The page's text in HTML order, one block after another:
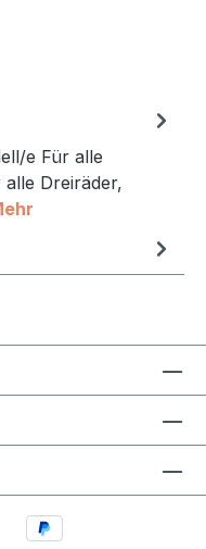
e Für alle
alle Dreiräder,